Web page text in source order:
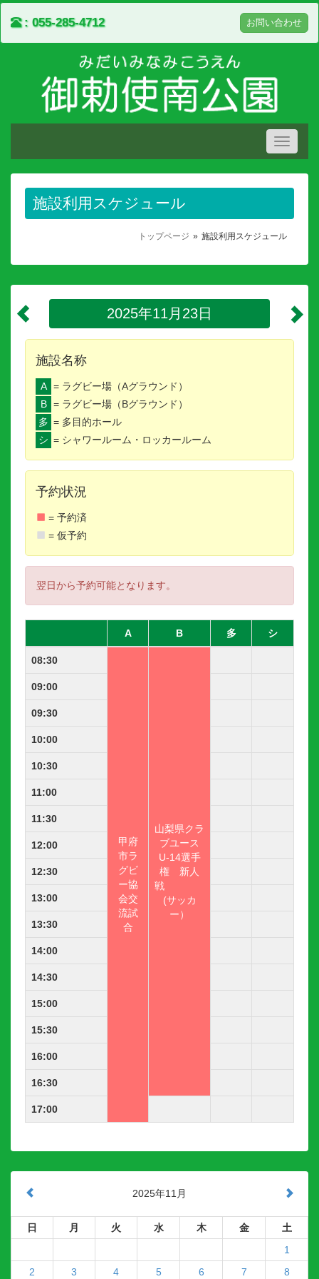
Toggle
055-285-4712 お問い合わせ
施設利用スケジュール
トップページ 施設利用スケジュール
2025年11月23日
施設名称
A = ラグビー場（Aグラウンド）
B = ラグビー場（Bグラウンド）
多 = 多目的ホール
シ = シャワールーム・ロッカールーム
予約状況
= 予約済
= 仮予約
翌日から予約可能となります。
A B 多 シ
08:30
甲府
市ラ
グビ
ー協
会交
流試
合
山梨県クラ
ブユース
U-14選手
権 新人
戦
(サッカ
ー）
09:00
09:30
10:00
10:30
11:00
11:30
12:00
12:30
13:00
13:30
14:00
14:30
15:00
15:30
16:00
16:30
17:00
2025年11月
日 月 火 水 木 金
土
1
2
3 4 5 6 7 8